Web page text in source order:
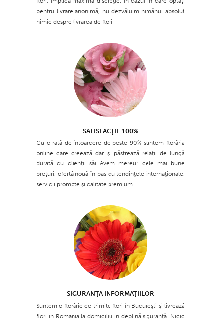
pentru livrare anonimă, nu dezvăluim nimănui absolut
nimic despre livrarea de flori.
SATISFACŢIE 100%
Cu o rată de întoarcere de peste 90% suntem florăria
online care creează dar şi păstrează relaţii de lungă
durată cu clienţii săi Avem mereu: cele mai bune
preţuri, ofertă nouă în pas cu tendinţele internaţionale,
servicii prompte şi calitate premium.
SIGURANŢA INFORMAŢIILOR
Suntem o florărie ce trimite flori în Bucureşti și livrează
flori în România la domiciliu în deplină siguranţă. Nicio